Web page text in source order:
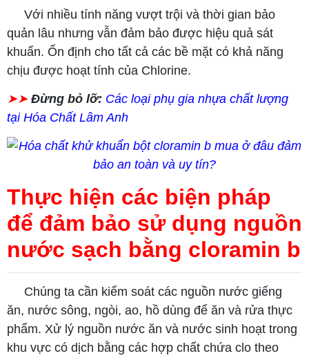
Với nhiều tính năng vượt trội và thời gian bảo
quản lâu nhưng vẫn đảm bảo được hiệu quả sát
khuẩn. Ổn định cho tất cả các bề mặt có khả năng
chịu được hoạt tính của Chlorine.
➤➤Đừng bỏ lỡ: Các loại phụ gia nhựa chất lượng
tại Hóa Chất Lâm Anh
Thực hiện các biện pháp
để đảm bảo sử dụng nguồn
nước sạch bằng cloramin b
Chúng ta cần kiểm soát các nguồn nước giếng
ăn, nước sông, ngòi, ao, hồ dùng để ăn và rửa thực
phẩm. Xử lý nguồn nước ăn và nước sinh hoạt trong
khu vực có dịch bằng các hợp chất chứa clo theo